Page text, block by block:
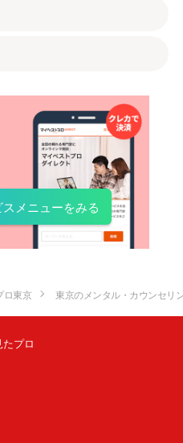
メニューをみる
ロ東京 東京のメンタル・カウンセリ
プロ